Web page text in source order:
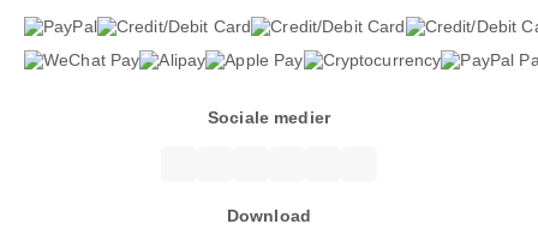
Sociale medier
Download